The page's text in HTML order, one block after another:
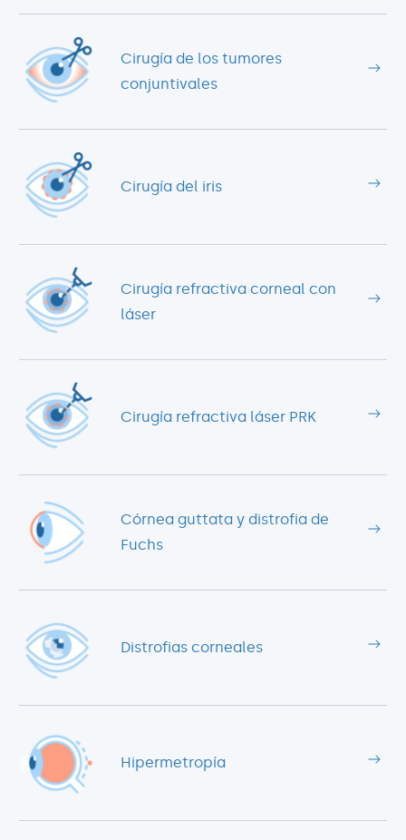
Cirugía de los tumores
conjuntivales
Cirugía del iris
Cirugía refractiva corneal con
láser
Cirugía refractiva láser PRK
Córnea guttata y distrofia de
Fuchs
Distrofias corneales
Hipermetropía